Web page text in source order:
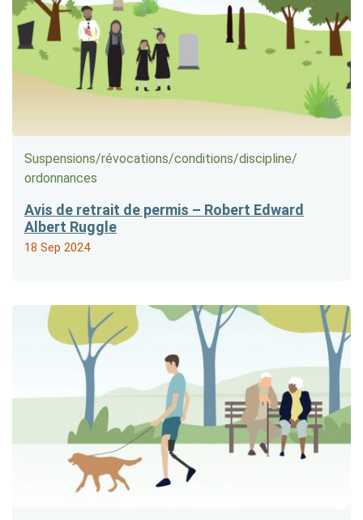
Suspensions/​révocations/​conditions/​discipline/​
ordonnances
Avis de retrait de permis – Robert Edward
Albert Ruggle
18 Sep 2024